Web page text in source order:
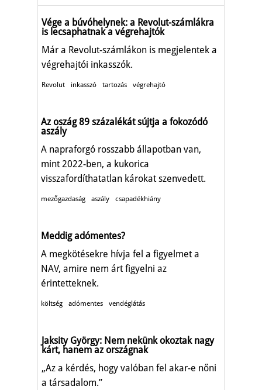
Vége a búvóhelynek: a Revolut-számlákra
is lecsaphatnak a végrehajtók
Már a Revolut-számlákon is megjelentek a
végrehajtói inkasszók.
Revolut inkasszó tartozás végrehajtó
Az oszág 89 százalékát sújtja a fokozódó
aszály
A napraforgó rosszabb állapotban van,
mint 2022-ben, a kukorica
visszafordíthatatlan károkat szenvedett.
mezőgazdaság aszály csapadékhiány
Meddig adómentes?
A megkötésekre hívja fel a figyelmet a
NAV, amire nem árt figyelni az
érintetteknek.
költség adómentes vendéglátás
Jaksity György: Nem nekünk okoztak nagy
kárt, hanem az országnak
„Az a kérdés, hogy valóban fel akar-e nőni
a társadalom.”